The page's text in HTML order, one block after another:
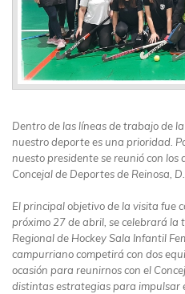
Dentro de las líneas de trabajo de
nuestro deporte es una prioridad.
nuesto presidente se reunió con los
Concejal de Deportes de Reinosa,
El principal objetivo de la visita fue
próximo 27 de abril, se celebrará
Regional de Hockey Sala Infantil
campurriano competirá con dos
ocasión para reunirnos con el
distintas estrategias para impulsar